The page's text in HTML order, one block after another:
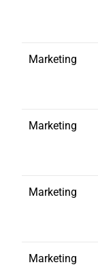
Marketing
Marketing
Marketing
Marketing